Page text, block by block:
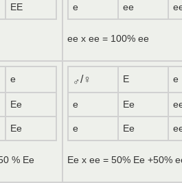
EE e ee
ee x ee = 100% ee
e
Ee
Ee
% Ee
♂/♀ E e
e Ee
e Ee
Ee x ee = 50% Ee +50%